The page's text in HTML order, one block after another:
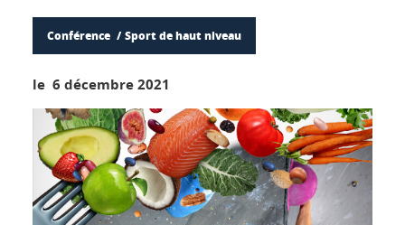
Conférence Sport de haut niveau
le 6 décembre 2021